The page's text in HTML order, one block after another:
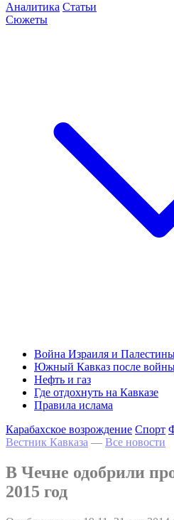
Аналитика Статьи
Сюжеты
Война Израиля и
Южный Кавказ после
Нефть и газ
Где отдохнуть на Кавказе
Правила ислама
Карабахское возрождение Спорт
Вестник Кавказа — Все новости
В Чечне одобрили
2015 год